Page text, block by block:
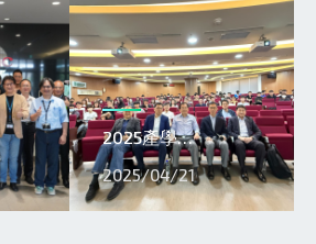
2025產學…
2025/04/21